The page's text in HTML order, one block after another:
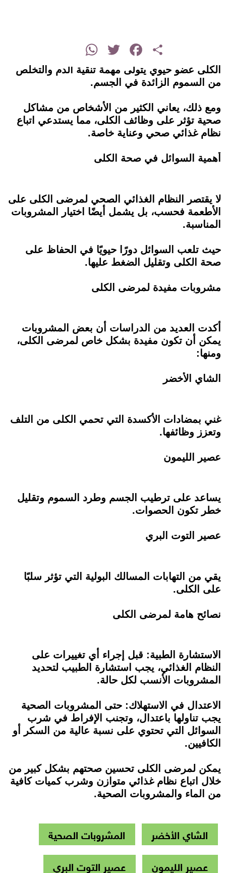
Share
Facebook
Twitter
WhatsApp
الكلى عضو حيوي يتولى مهمة تنقية الدم والتخلص
من السموم الزائدة في الجسم.
ومع ذلك، يعاني الكثير من الأشخاص من مشاكل
صحية تؤثر على وظائف الكلى، مما يستدعي اتباع
نظام غذائي صحي وعناية خاصة.
أهمية السوائل في صحة الكلى
لا يقتصر النظام الغذائي الصحي لمرضى الكلى على
الأطعمة فحسب، بل يشمل أيضًا اختيار المشروبات
المناسبة.
حيث تلعب السوائل دورًا حيويًا في الحفاظ على
صحة الكلى وتقليل الضغط عليها.
مشروبات مفيدة لمرضى الكلى
أكدت العديد من الدراسات أن بعض المشروبات
يمكن أن تكون مفيدة بشكل خاص لمرضى الكلى،
ومنها:
الشاي الأخضر
غني بمضادات الأكسدة التي تحمي الكلى من التلف
وتعزز وظائفها.
عصير الليمون
يساعد على ترطيب الجسم وطرد السموم وتقليل
خطر تكون الحصوات.
عصير التوت البري
يقي من التهابات المسالك البولية التي تؤثر سلبًا
على الكلى.
نصائح هامة لمرضى الكلى
الاستشارة الطبية: قبل إجراء أي تغييرات على
النظام الغذائي، يجب استشارة الطبيب لتحديد
المشروبات الأنسب لكل حالة.
الاعتدال في الاستهلاك: حتى المشروبات الصحية
يجب تناولها باعتدال، وتجنب الإفراط في شرب
السوائل التي تحتوي على نسبة عالية من السكر أو
الكافيين.
يمكن لمرضى الكلى تحسين صحتهم بشكل كبير من
خلال اتباع نظام غذائي متوازن وشرب كميات كافية
من الماء والمشروبات الصحية.
الشاي الأخضر
المشروبات الصحية
عصير الليمون
عصير التوت البري